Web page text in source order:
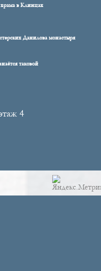
храма в Клинцах
Данилова монастыря
таковой
4